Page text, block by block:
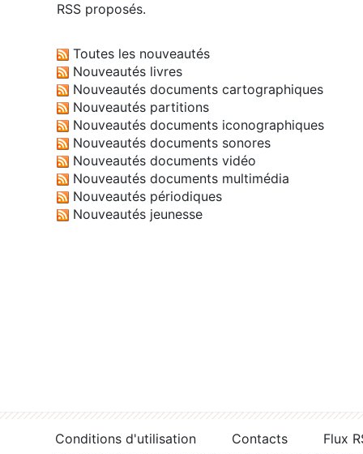
RSS proposés.
Toutes les nouveautés
Nouveautés livres
Nouveautés documents cartographiques
Nouveautés partitions
Nouveautés documents iconographiques
Nouveautés documents sonores
Nouveautés documents vidéo
Nouveautés documents multimédia
Nouveautés périodiques
Nouveautés jeunesse
Conditions d'utilisation Contacts
Flux